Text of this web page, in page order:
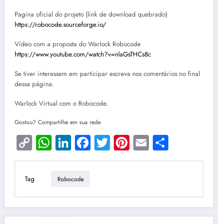
Pagina oficial do projeto (link de download quebrado)
https://robocode.sourceforge.io/
Vídeo com a proposta do Warlock Robocode
https://www.youtube.com/watch?v=nlaGsTHCs8c
Se tiver interessem em participar escreva nos comentários no final
dessa página.
Warlock Virtual com o Robocode.
Gostou? Compartilhe em sua rede
Copy
Link
WhatsApp
LinkedIn
Facebook
TwitterPinterest
Email
Tag Robocode